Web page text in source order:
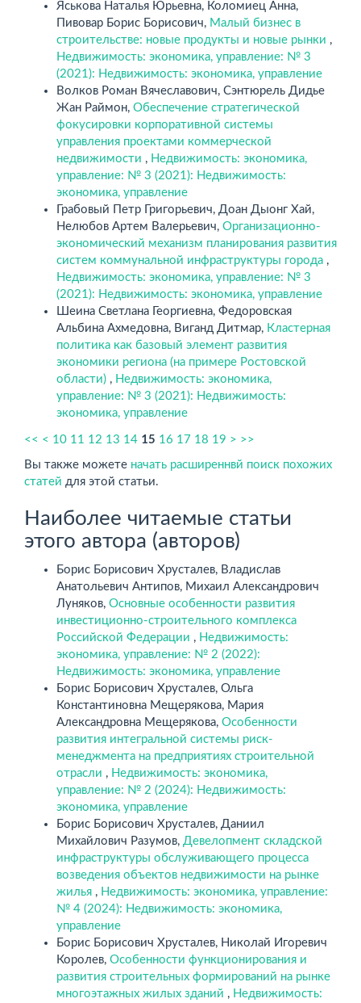
Яськова Наталья Юрьевна, Коломиец Анна,
Пивовар Борис Борисович, Малый бизнес в
строительстве: новые продукты и новые рынки ,
Недвижимость: экономика, управление: № 3
(2021): Недвижимость: экономика, управление
Волков Роман Вячеславович, Сэнтюрель Дидье
Жан Раймон, Обеспечение стратегической
фокусировки корпоративной системы
управления проектами коммерческой
недвижимости , Недвижимость: экономика,
управление: № 3 (2021): Недвижимость:
экономика, управление
Грабовый Петр Григорьевич, Доан Дыонг Хай,
Нелюбов Артем Валерьевич, Организационно-
экономический механизм планирования развития
систем коммунальной инфраструктуры города ,
Недвижимость: экономика, управление: № 3
(2021): Недвижимость: экономика, управление
Шеина Светлана Георгиевна, Федоровская
Альбина Ахмедовна, Виганд Дитмар, Кластерная
политика как базовый элемент развития
экономики региона (на примере Ростовской
области) , Недвижимость: экономика,
управление: № 3 (2021): Недвижимость:
экономика, управление
<< < 10 11 12 13 14 15 16 17 18 19 > >>
Вы также можете начать расширеннвй поиск похожих
статей для этой статьи.
Наиболее читаемые статьи
этого автора (авторов)
Борис Борисович Хрусталев, Владислав
Анатольевич Антипов, Михаил Александрович
Луняков, Основные особенности развития
инвестиционно-строительного комплекса
Российской Федерации , Недвижимость:
экономика, управление: № 2 (2022):
Недвижимость: экономика, управление
Борис Борисович Хрусталев, Ольга
Константиновна Мещерякова, Мария
Александровна Мещерякова, Особенности
развития интегральной системы риск-
менеджмента на предприятиях строительной
отрасли , Недвижимость: экономика,
управление: № 2 (2024): Недвижимость:
экономика, управление
Борис Борисович Хрусталев, Даниил
Михайлович Разумов, Девелопмент складской
инфраструктуры обслуживающего процесса
возведения объектов недвижимости на рынке
жилья , Недвижимость: экономика, управление:
№ 4 (2024): Недвижимость: экономика,
управление
Борис Борисович Хрусталев, Николай Игоревич
Королев, Особенности функционирования и
развития строительных формирований на рынке
многоэтажных жилых зданий , Недвижимость: